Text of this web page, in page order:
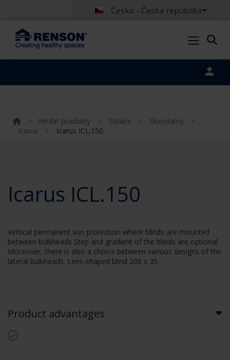
Česko - Česká republika
> Hledat produkty > Stínění > Slunolamy
>
Icarus
> Icarus ICL.150
Icarus ICL.150
Vertical permanent sun protection where blinds are mounted
between bulkheads Step and gradient of the blinds are optional.
Moreover, there is also a choice between various designs of the
lateral bulkheads. Lens-shaped blind 200 x 35.
Product advantages
-